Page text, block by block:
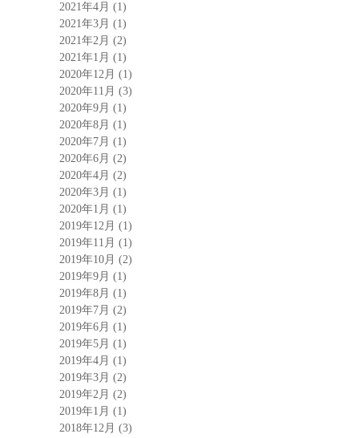
2021年4月 (1)
2021年3月 (1)
2021年2月 (2)
2021年1月 (1)
2020年12月 (1)
2020年11月 (3)
2020年9月 (1)
2020年8月 (1)
2020年7月 (1)
2020年6月 (2)
2020年4月 (2)
2020年3月 (1)
2020年1月 (1)
2019年12月 (1)
2019年11月 (1)
2019年10月 (2)
2019年9月 (1)
2019年8月 (1)
2019年7月 (2)
2019年6月 (1)
2019年5月 (1)
2019年4月 (1)
2019年3月 (2)
2019年2月 (2)
2019年1月 (1)
2018年12月 (3)